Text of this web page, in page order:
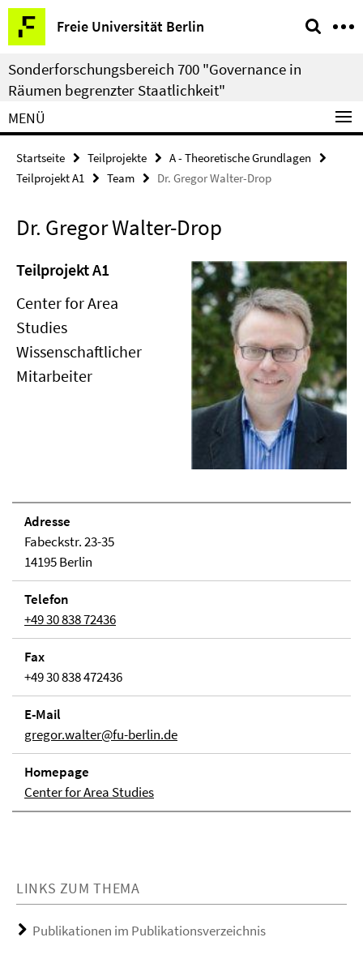
Springe
direkt
zu
Inhalt
Freie Universität Berlin
Service-
Navigation
Sonderforschungsbereich 700 "Governance in
Räumen begrenzter Staatlichkeit"
MENÜ
Startseite Teilprojekte
A - Theoretische Grundlagen
Teilprojekt A1
Team Dr. Gregor Walter-Drop
Dr. Gregor Walter-Drop
Teilprojekt A1
Center for Area
Studies
Wissenschaftlicher
Mitarbeiter
Adresse
Fabeckstr. 23-35
14195 Berlin
Telefon
+49 30 838 72436
Fax
+49 30 838 472436
E-Mail
gregor.walter@fu-berlin.de
Homepage
Center for Area Studies
LINKS ZUM THEMA
Publikationen im Publikationsverzeichnis